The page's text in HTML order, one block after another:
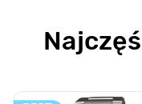
Poruszanie się po
Naciśnij, aby pominąć
Naciśnij, aby przejść do